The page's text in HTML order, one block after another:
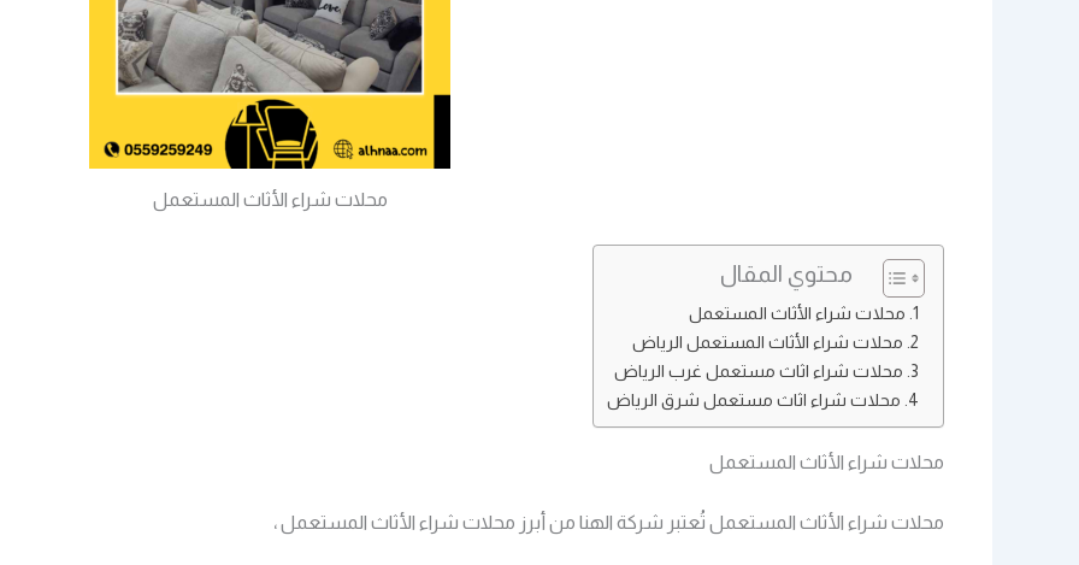
محلات شراء الأثاث المستعمل
محتوي المقال
محلات شراء الأثاث المستعمل
محلات شراء الأثاث المستعمل الرياض
محلات شراء اثاث مستعمل غرب الرياض
محلات شراء اثاث مستعمل شرق الرياض
محلات شراء الأثاث المستعمل
محلات شراء الأثاث المستعمل تُعتبر شركة الهنا من أبرز محلات شراء الأثاث المستعمل ،